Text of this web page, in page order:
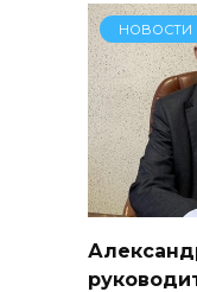
НОВОСТИ